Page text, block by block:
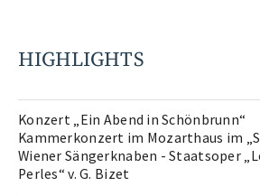
HIGHLIGHTS
Konzert „Ein Abend in Schönbrunn“
Kammerkonzert im Mozarthaus im
Wiener Sängerknaben - Staatsoper
Perles“ v. G. Bizet